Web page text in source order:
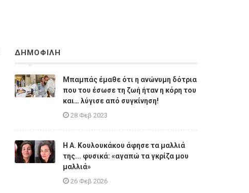
ΔΗΜΟΦΙΛΗ
Μπαμπάς έμαθε ότι η ανώνυμη δότρια
που του έσωσε τη ζωή ήταν η κόρη του
και… λύγισε από συγκίνηση!
28 Φεβ 2023
Η A. Κουλουκάκου άφησε τα μαλλιά
της... φυσικά: «αγαπώ τα γκρίζα μου
μαλλιά»
26 Φεβ 2026